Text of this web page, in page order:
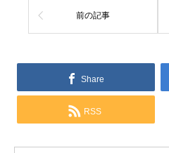
前の記事
Share
RSS